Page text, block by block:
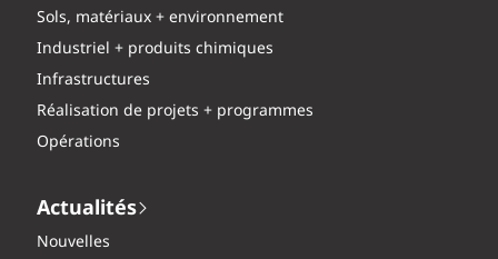
Sols, matériaux + environnement
Industriel + produits chimiques
Infrastructures
Réalisation de projets + programmes
Opérations
Actualités
Nouvelles